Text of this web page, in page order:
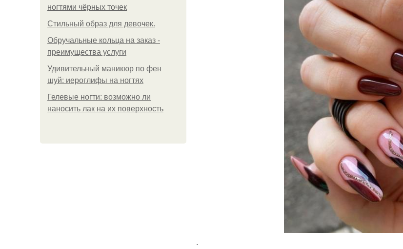
ногтями чёрных точек
Стильный образ для девочек.
Обручальные кольца на заказ -
преимущества услуги
Удивительный маникюр по фен
шуй: иероглифы на ногтях
Гелевые ногти: возможно ли
наносить лак на их поверхность
.